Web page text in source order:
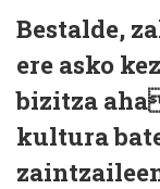
Bestalde,
ere asko
bizitza
kultura